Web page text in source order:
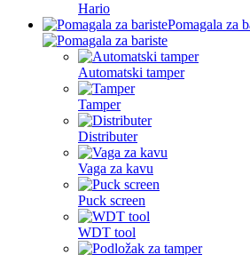
Hario
Pomagala za
Automatski tamper
Tamper
Distributer
Vaga za kavu
Puck screen
WDT tool